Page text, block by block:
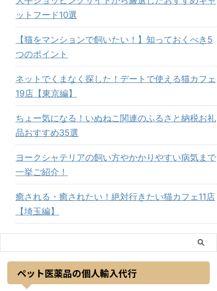
ットフード10選
【猫をマンションで飼いたい！】知っておくべき5
つのポイント
ネットでくまなく探した！デートで使える猫カフェ
19店【東京編】
ちょー気になる！いぬねこ関連のふるさと納税お礼
品おすすめ35選
ヨークシャテリアの飼い方やかかりやすい病気まで
一挙ご紹介！
癒される・癒されたい！絶対行きたい猫カフェ11店
【埼玉編】
ペット医薬品の個人輸入代行